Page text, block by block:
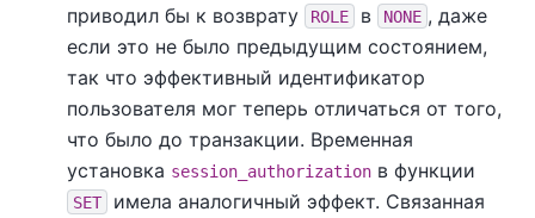
приводил бы к возврату
ROLE в NONE , даже
если это не было предыдущим состоянием,
так что эффективный идентификатор
пользователя мог теперь отличаться от того,
что было до транзакции. Временная
установка session_authorization в функции
SET
имела аналогичный эффект. Связанная